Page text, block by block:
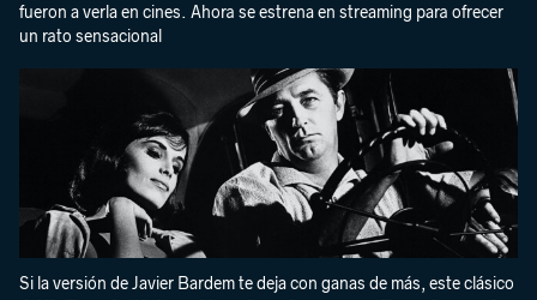
fueron a verla en cines. Ahora se estrena en streaming para ofrecer
un rato sensacional
Si la versión de Javier Bardem te deja con ganas de más, este clásico